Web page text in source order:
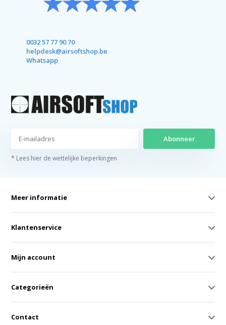
0032 57 77 90 70
helpdesk@airsoftshop.be
Whatsapp
Abonneer
* Lees hier de wettelijke beperkingen
Meer informatie
Klantenservice
Mijn account
Categorieën
Contact